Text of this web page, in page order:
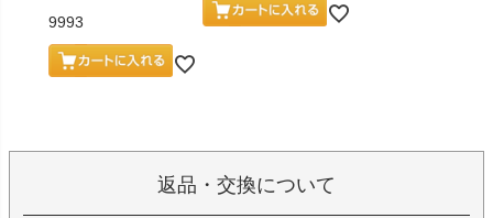
9993
返品・交換について